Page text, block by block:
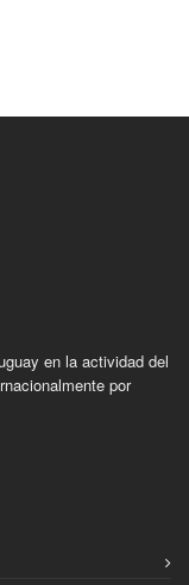
en la actividad del
por